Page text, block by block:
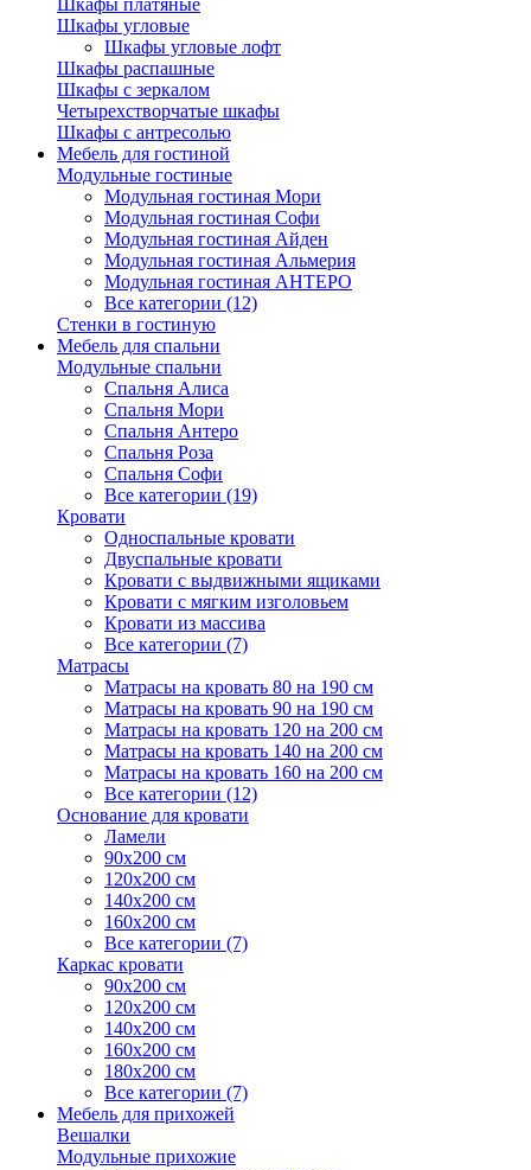
Шкафы платяные
Шкафы угловые
Шкафы угловые лофт
Шкафы распашные
Шкафы с зеркалом
Четырехстворчатые шкафы
Шкафы с антресолью
Мебель для гостиной
Модульные гостиные
Модульная гостиная Мори
Модульная гостиная Софи
Модульная гостиная Айден
Модульная гостиная Альмерия
Модульная гостиная АНТЕРО
Все категории (12)
Стенки в гостиную
Мебель для спальни
Модульные спальни
Спальня Алиса
Спальня Мори
Спальня Антеро
Спальня Роза
Спальня Софи
Все категории (19)
Кровати
Односпальные кровати
Двуспальные кровати
Кровати с выдвижными ящиками
Кровати с мягким изголовьем
Кровати из массива
Все категории (7)
Матрасы
Матрасы на кровать 80 на 190 см
Матрасы на кровать 90 на 190 см
Матрасы на кровать 120 на 200 см
Матрасы на кровать 140 на 200 см
Матрасы на кровать 160 на 200 см
Все категории (12)
Основание для кровати
Ламели
90х200 см
120х200 см
140х200 см
160х200 см
Все категории (7)
Каркас кровати
90х200 см
120х200 см
140х200 см
160х200 см
180х200 см
Все категории (7)
Мебель для прихожей
Вешалки
Модульные прихожие